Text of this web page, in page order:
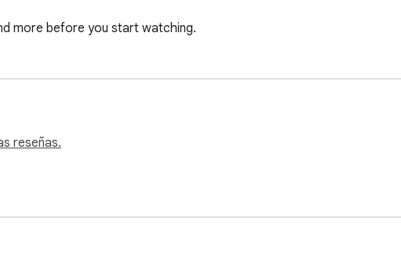
more before you start watching.
reseñas.